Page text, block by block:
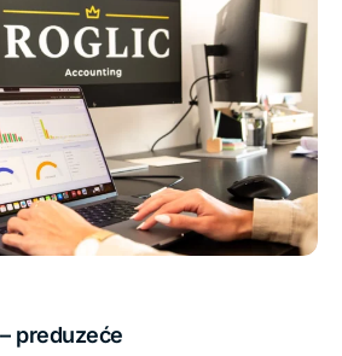
preduzeće